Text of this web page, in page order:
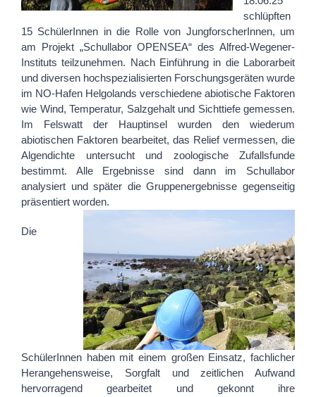
schlüpften
15 SchülerInnen in die Rolle von JungforscherInnen, um
am Projekt „Schullabor OPENSEA“ des Alfred-Wegener-
Instituts teilzunehmen. Nach Einführung in die Laborarbeit
und diversen hochspezialisierten Forschungsgeräten wurde
im NO-Hafen Helgolands verschiedene abiotische Faktoren
wie Wind, Temperatur, Salzgehalt und Sichttiefe gemessen.
Im Felswatt der Hauptinsel wurden den wiederum
abiotischen Faktoren bearbeitet, das Relief vermessen, die
Algendichte untersucht und zoologische Zufallsfunde
bestimmt. Alle Ergebnisse sind dann im Schullabor
analysiert und später die Gruppenergebnisse gegenseitig
präsentiert worden.
Die
SchülerInnen haben mit einem großen Einsatz, fachlicher
Herangehensweise, Sorgfalt und zeitlichen Aufwand
hervorragend gearbeitet und gekonnt ihre